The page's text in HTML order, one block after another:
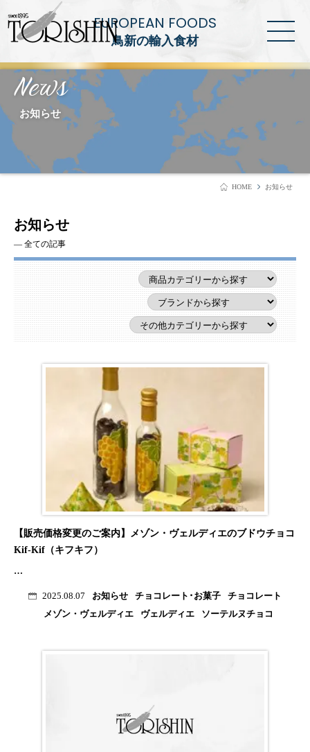
EUROPEAN FOODS
鳥新の輸入食材
News
お知らせ
HOME お知らせ
お知らせ
― 全ての記事
【販売価格変更のご案内】メゾン・ヴェルディエのブドウチョコ
Kif-Kif（キフキフ）
…
2025.08.07 お知らせ チョコレート･お菓子
チョコレート
メゾン・ヴェルディエ
ヴェルディエ ソーテルヌチョコ